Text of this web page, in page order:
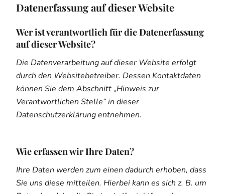
Datenerfassung auf dieser Website
Wer ist verantwortlich für die Datenerfassung
auf dieser Website?
Die Datenverarbeitung auf dieser Website erfolgt
durch den Websitebetreiber. Dessen Kontaktdaten
können Sie dem Abschnitt „Hinweis zur
Verantwortlichen Stelle“ in dieser
Datenschutzerklärung entnehmen.
Wie erfassen wir Ihre Daten?
Ihre Daten werden zum einen dadurch erhoben, dass
Sie uns diese mitteilen. Hierbei kann es sich z. B. um